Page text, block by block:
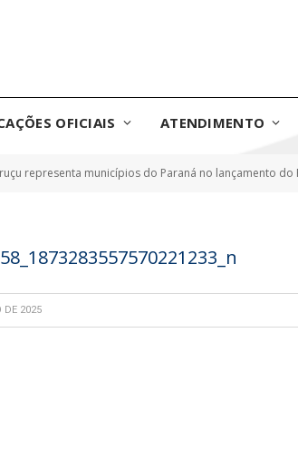
OFICIAIS ATENDIMENTO
representa municípios do Paraná no lançamento do
DE 2025